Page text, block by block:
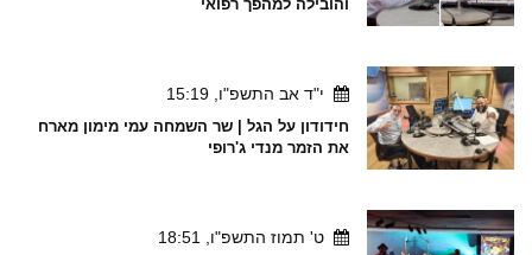
והובילה למהפך רפואי
י"ד אב התשפ"ו, 15:19
חידודון על הגל | שר השמחה עמי מימון מארח
את הזמר מנדי ג'רופי
ט' תמוז התשפ"ו, 18:51